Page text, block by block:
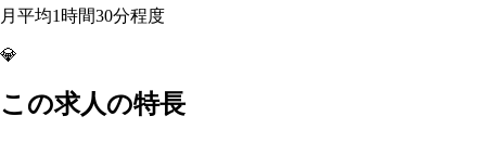
月平均1時間30分程度
💎
この求人の特長